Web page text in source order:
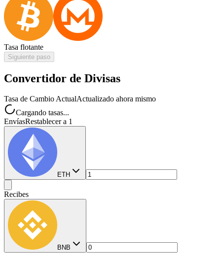
Tasa flotante
Siguiente paso
Convertidor de Divisas
Tasa de Cambio ActualActualizado ahora mismo
Cargando tasas...
EnvíasRestablecer a 1
ETH
Recibes
BNB